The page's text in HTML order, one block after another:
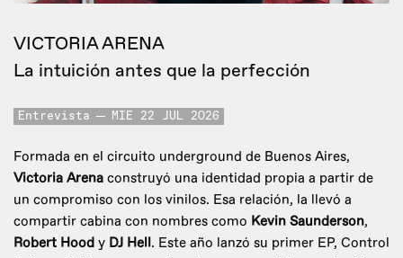
VICTORIA ARENA
La intuición antes que la perfección
Entrevista MIE 22 JUL 2026
Formada en el circuito underground de Buenos Aires,
Victoria Arena construyó una identidad propia a partir de
un compromiso con los vinilos. Esa relación, la llevó a
compartir cabina con nombres como Kevin Saunderson,
Robert Hood y DJ Hell. Este año lanzó su primer EP, Control